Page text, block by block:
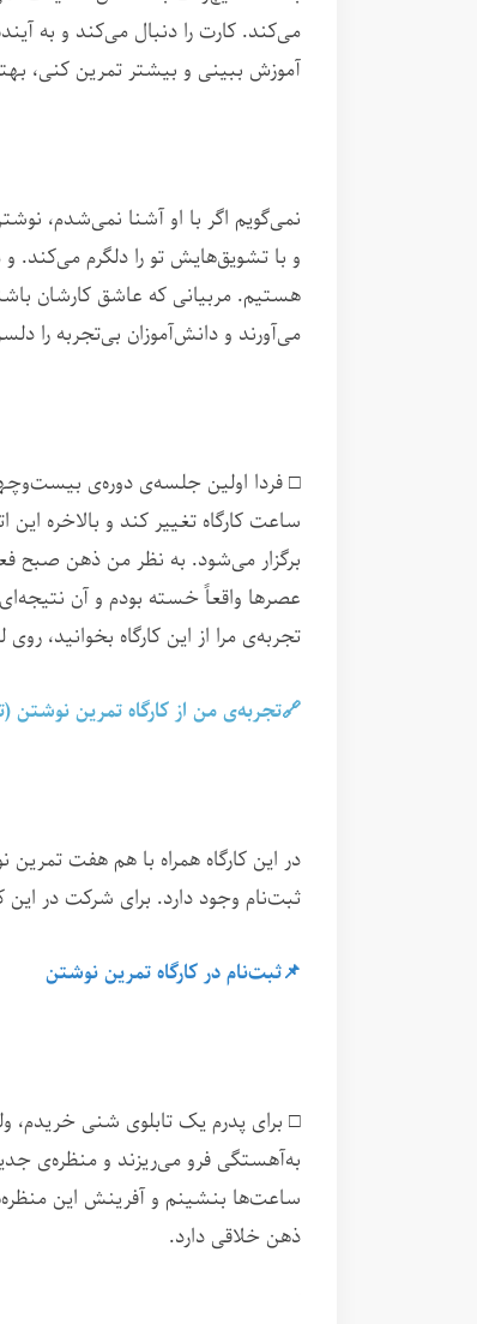
می‌کند. کارت را دنبال می‌کند و به
آموزش ببینی و بیشتر تمرین کنی،
نمی‌گویم اگر با او آشنا نمی‌شدم،
و با تشویق‌هایش تو را دلگرم
هستیم. مربیانی که عاشق کارشان
می‌آورند و دانش‌آموزان بی‌تجربه را
□ فردا اولین جلسه‌ی دوره‌ی
برگزار می‌شود. به نظر من ذهن صبح
عصرها واقعاً خسته بودم و آن
تجربه‌ی مرا از این کارگاه بخوانید،
🔗تجربه‌ی من از کارگاه تمرین نوشتن
در این کارگاه همراه با هم هفت
ثبت‌نام وجود دارد. برای شرکت در
📌ثبت‌نام در کارگاه تمرین نوشتن
□ برای پدرم یک تابلوی شنی خریدم،
به‌آهستگی فرو می‌ریزند و منظره‌ی
ساعت‌ها بنشینم و آفرینش این
ذهن خلاقی دارد.